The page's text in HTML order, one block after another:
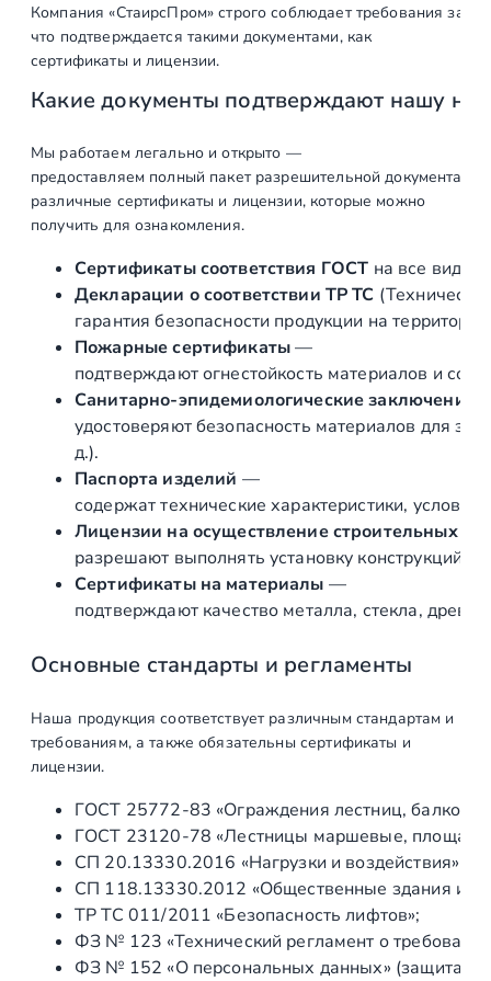
а
р
а
З
г
л
у
ш
л
я
Ø
5
0
8
м
Компания «СтаирсПром» строго соблюдает требования
что подтверждается такими документами, как
сертификаты и лицензии.
Какие документы подтверждают нашу
Мы работаем легально и открыто —
предоставляем полный пакет разрешительной
различные сертификаты и лицензии, которые можно
получить для ознакомления.
Сертификаты соответствия ГОСТ на все виды
Декларации о соответствии ТР ТС
гарантия безопасности продукции на
Пожарные сертификаты—
подтверждают огнестойкость материалов и
Санитарно‑эпидемиологические заключения
удостоверяют безопасность материалов для
д.).
Паспорта изделий —
содержат технические характеристики,
Лицензии на осуществление строительных и
разрешают выполнять установку конструкций
Сертификаты на материалы —
подтверждают качество металла, стекла,
Основные стандарты и регламенты
Наша продукция соответствует различным стандартам и
требованиям, а также обязательны сертификаты и
лицензии.
ГОСТ 25772‑83 «Ограждения лестниц,
ГОСТ 23120‑78 «Лестницы маршевые,
СП 20.13330.2016 «Нагрузки и воздействия»
СП 118.13330.2012 «Общественные здания и
ТР ТС 011/2011 «Безопасность лифтов»;
ФЗ № 123 «Технический регламент о
ФЗ № 152 «О персональных данных» (защита